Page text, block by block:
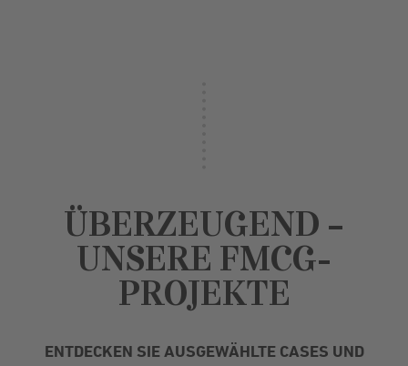
ÜBERZEUGEND –
UNSERE FMCG-
PROJEKTE
ENTDECKEN SIE AUSGEWÄHLTE CASES UND